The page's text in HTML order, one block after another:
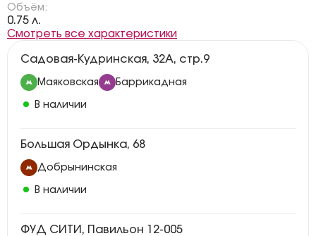
Объём:
0.75 л.
Смотреть все характеристики
Садовая-Кудринская, 32А, стр.9
Маяковская Баррикадная
В наличии
Большая Ордынка, 68
Добрынинская
В наличии
ФУД СИТИ, Павильон 12-005